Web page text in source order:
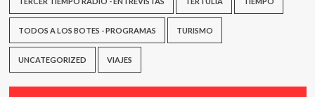
TODOS A LOS BOTES - PROGRAMAS TURISMO
UNCATEGORIZED VIAJES